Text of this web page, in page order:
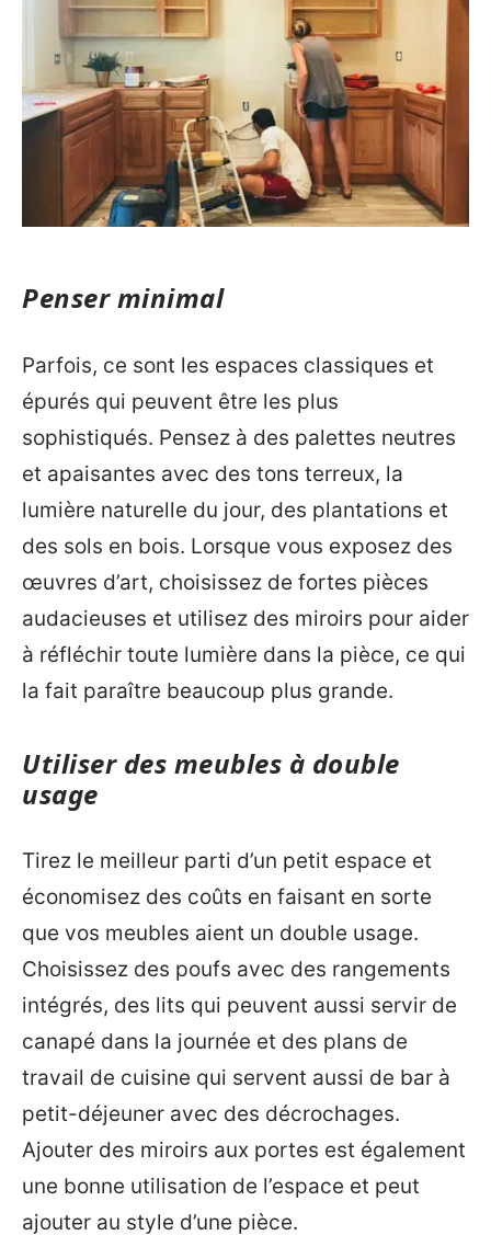
Penser minimal
Parfois, ce sont les espaces classiques et
épurés qui peuvent être les plus
sophistiqués. Pensez à des palettes neutres
et apaisantes avec des tons terreux, la
lumière naturelle du jour, des plantations et
des sols en bois. Lorsque vous exposez des
œuvres d’art, choisissez de fortes pièces
audacieuses et utilisez des miroirs pour aider
à réfléchir toute lumière dans la pièce, ce qui
la fait paraître beaucoup plus grande.
Utiliser des meubles à double
usage
Tirez le meilleur parti d’un petit espace et
économisez des coûts en faisant en sorte
que vos meubles aient un double usage.
Choisissez des poufs avec des rangements
intégrés, des lits qui peuvent aussi servir de
canapé dans la journée et des plans de
travail de cuisine qui servent aussi de bar à
petit-déjeuner avec des décrochages.
Ajouter des miroirs aux portes est également
une bonne utilisation de l’espace et peut
ajouter au style d’une pièce.